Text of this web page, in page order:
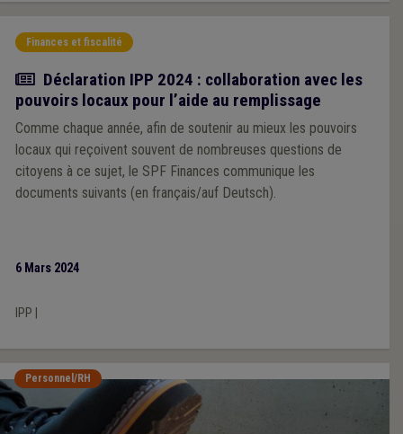
Finances et fiscalité
Actualité
Déclaration IPP 2024 : collaboration avec les
pouvoirs locaux pour l’aide au remplissage
Comme chaque année, afin de soutenir au mieux les pouvoirs
locaux qui reçoivent souvent de nombreuses questions de
citoyens à ce sujet, le SPF Finances communique les
documents suivants (en français/auf Deutsch).
6 Mars 2024
IPP
Personnel/RH